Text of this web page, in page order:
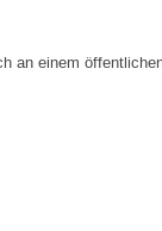
an einem